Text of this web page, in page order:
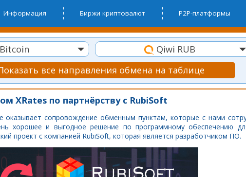
Информация Биржи криптовалют P2P-платформы
Qiwi RUB
все направления обмена на таблице
XRates по партнёрству с RubiSoft
оказывает сопровождение обменным пунктам, которые с нами
хорошее и выгодное решение по программному обеспечению
проект с компанией RubiSoft, которая является разработчиком ПО.